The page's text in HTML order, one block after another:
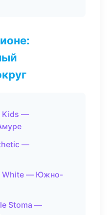
Kids —
—
White — Южно-
Stoma —